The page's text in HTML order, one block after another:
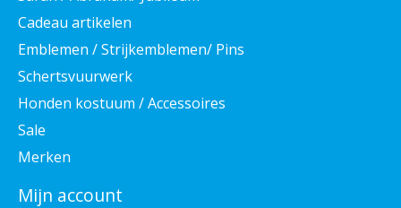
Cadeau artikelen
Emblemen / Strijkemblemen/ Pins
Schertsvuurwerk
Honden kostuum / Accessoires
Sale
Merken
Mijn account